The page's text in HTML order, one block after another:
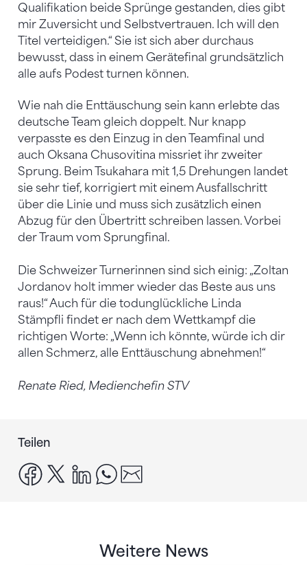
Qualifikation beide Sprünge gestanden, dies gibt
mir Zuversicht und Selbstvertrauen. Ich will den
Titel verteidigen.“ Sie ist sich aber durchaus
bewusst, dass in einem Gerätefinal grundsätzlich
alle aufs Podest turnen können.
Wie nah die Enttäuschung sein kann erlebte das
deutsche Team gleich doppelt. Nur knapp
verpasste es den Einzug in den Teamfinal und
auch Oksana Chusovitina missriet ihr zweiter
Sprung. Beim Tsukahara mit 1,5 Drehungen landet
sie sehr tief, korrigiert mit einem Ausfallschritt
über die Linie und muss sich zusätzlich einen
Abzug für den Übertritt schreiben lassen. Vorbei
der Traum vom Sprungfinal.
Die Schweizer Turnerinnen sind sich einig: „Zoltan
Jordanov holt immer wieder das Beste aus uns
raus!“ Auch für die todunglückliche Linda
Stämpfli findet er nach dem Wettkampf die
richtigen Worte: „Wenn ich könnte, würde ich dir
allen Schmerz, alle Enttäuschung abnehmen!“
Renate Ried, Medienchefin STV
Teilen
facebook
x linkedinwhatsapp
Weitere News